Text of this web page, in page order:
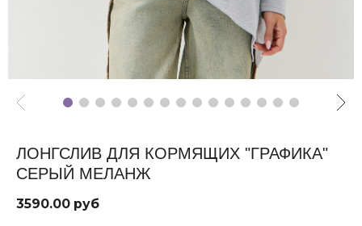
ЛОНГСЛИВ ДЛЯ КОРМЯЩИХ "ГРАФИКА"
СЕРЫЙ МЕЛАНЖ
3590.00 руб